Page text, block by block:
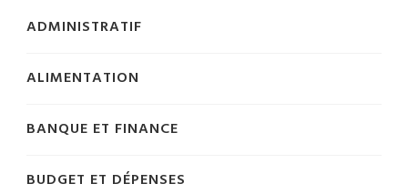
ADMINISTRATIF
ALIMENTATION
BANQUE ET FINANCE
BUDGET ET DÉPENSES